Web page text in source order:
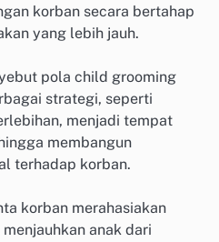
korban secara bertahap
yang lebih jauh.
pola child grooming
strategi, seperti
menjadi tempat
membangun
terhadap korban.
korban merahasiakan
anak dari